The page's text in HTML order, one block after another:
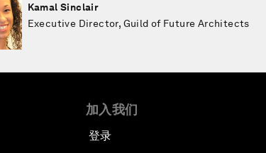
Kamal Sinclair
Executive Director, Guild of Future Architects
加入我们
登录